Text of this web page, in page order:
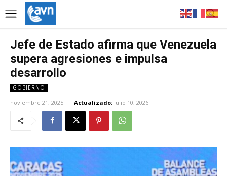
Jefe de Estado afirma que Venezuela
supera agresiones e impulsa
desarrollo
GOBIERNO
noviembre 21, 2025 Actualizado: julio 10, 2026